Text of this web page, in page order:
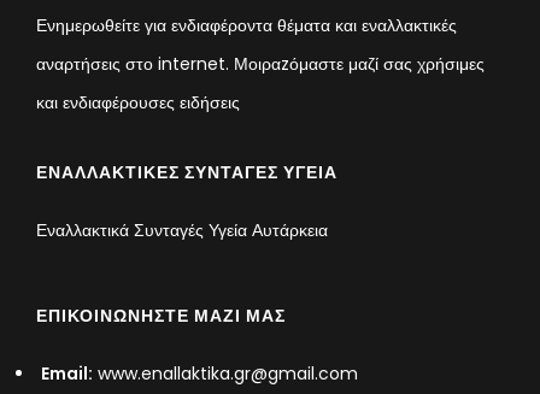
Ενημερωθείτε για ενδιαφέροντα θέματα και εναλλακτικές
αναρτήσεις στο internet. Μοιραzόμαστε μαζί σας χρήσιμες
και ενδιαφέρουσες ειδήσεις
ΕΝΑΛΛΑΚΤΙΚΈΣ ΣΥΝΤΑΓΈΣ ΥΓΕΊΑ
Εναλλακτικά Συνταγές Υγεία Αυτάρκεια
ΕΠΙΚΟΙΝΩΝΉΣΤΕ ΜΑΖΊ ΜΑΣ
Email: www.enallaktika.gr@gmail.com